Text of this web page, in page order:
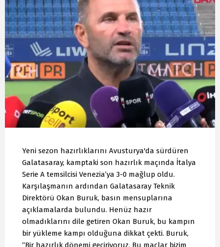
Yeni sezon hazırlıklarını Avusturya'da sürdüren
Galatasaray, kamptaki son hazırlık maçında İtalya
Serie A temsilcisi Venezia’ya 3-0 mağlup oldu.
Karşılaşmanın ardından Galatasaray Teknik
Direktörü Okan Buruk, basın mensuplarına
açıklamalarda bulundu. Henüz hazır
olmadıklarını dile getiren Okan Buruk, bu kampın
bir yükleme kampı olduğuna dikkat çekti. Buruk,
“Bir hazırlık dönemi geçiriyoruz. Bu maçlar bizim